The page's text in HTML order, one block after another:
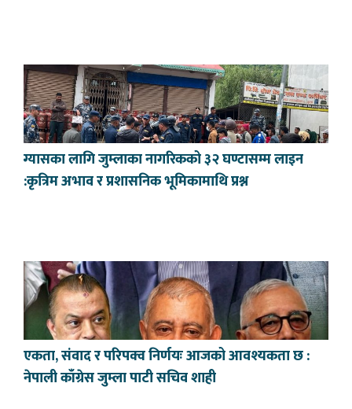
ग्यासका लागि जुम्लाका नागरिकको ३२ घण्टासम्म लाइन
:कृत्रिम अभाव र प्रशासनिक भूमिकामाथि प्रश्न
एकता, संवाद र परिपक्व निर्णयः आजको आवश्यकता छ :
नेपाली काँग्रेस जुम्ला पाटी सचिव शाही